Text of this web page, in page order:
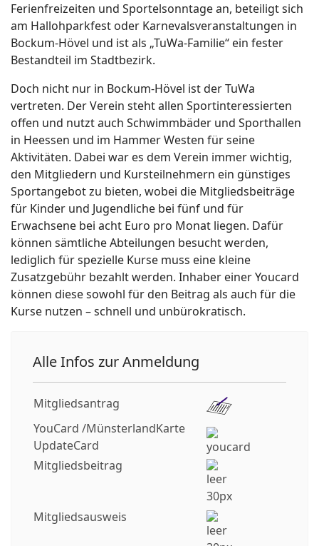
Ferienfreizeiten und Sportelsonntage an, beteiligt sich
am Hallohparkfest oder Karnevalsveranstaltungen in
Bockum-Hövel und ist als „TuWa-Familie“ ein fester
Bestandteil im Stadtbezirk.
Doch nicht nur in Bockum-Hövel ist der TuWa
vertreten. Der Verein steht allen Sportinteressierten
offen und nutzt auch Schwimmbäder und Sporthallen
in Heessen und im Hammer Westen für seine
Aktivitäten. Dabei war es dem Verein immer wichtig,
den Mitgliedern und Kursteilnehmern ein günstiges
Sportangebot zu bieten, wobei die Mitgliedsbeiträge
für Kinder und Jugendliche bei fünf und für
Erwachsene bei acht Euro pro Monat liegen. Dafür
können sämtliche Abteilungen besucht werden,
lediglich für spezielle Kurse muss eine kleine
Zusatzgebühr bezahlt werden. Inhaber einer Youcard
können diese sowohl für den Beitrag als auch für die
Kurse nutzen – schnell und unbürokratisch.
Alle Infos zur Anmeldung
Mitgliedsantrag
YouCard /MünsterlandKarte
UpdateCard
Mitgliedsbeitrag
Mitgliedsausweis